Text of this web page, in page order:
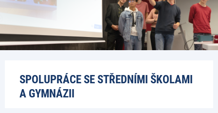
SPOLUPRÁCE SE STŘEDNÍMI ŠKOLAMI
A GYMNÁZII